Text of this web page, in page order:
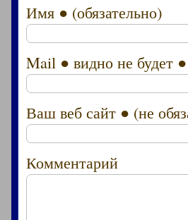
Имя ● (обязательно)
Mail ● видно не будет ●
Ваш веб сайт ● (не
Комментарий